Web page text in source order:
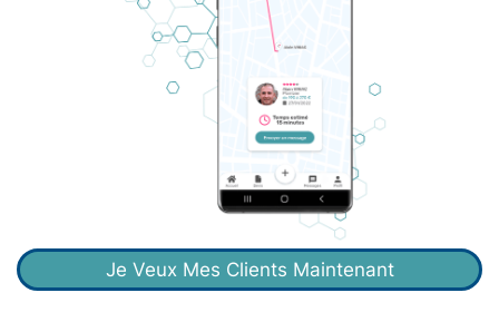
Je Veux Mes Clients Maintenant